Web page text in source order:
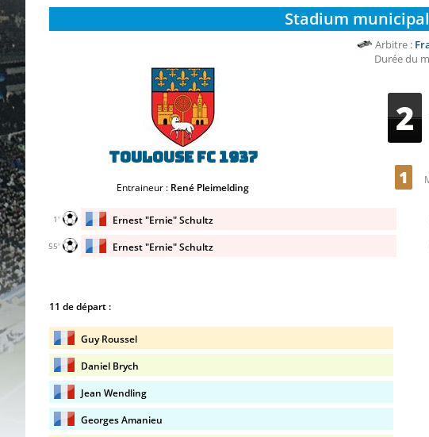
Stadium municipal
Arbitre :
Durée du
Toulouse FC 1937
Entraineur : René Pleimelding
2
1
Ernest "Ernie" Schultz
1'
Ernest "Ernie" Schultz
55'
11 de départ :
Guy Roussel
Daniel Brych
Jean Wendling
Georges Amanieu